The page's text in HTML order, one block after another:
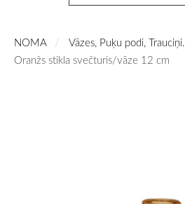
NOMA
Vāzes, Puķu podi, Trauciņi.
Oranžs stikla svečturis/vāze 12 cm